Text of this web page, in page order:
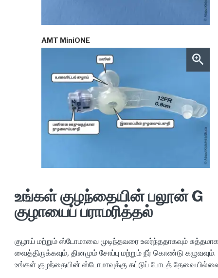
AMT MiniONE
உங்கள் குழந்தையின் பலூன் G
குழாயைப் பராமரித்தல்
குழாய் மற்றும் ஸ்டோமாவை முடிந்தவரை உலர்ந்ததாகவும்
வைத்திருக்கவும், தினமும் சோப்பு மற்றும் நீர் கொண்டு கழுவவும்.
உங்கள் குழந்தையின் ஸ்டோமாவுக்கு கட்டுப் போடத்